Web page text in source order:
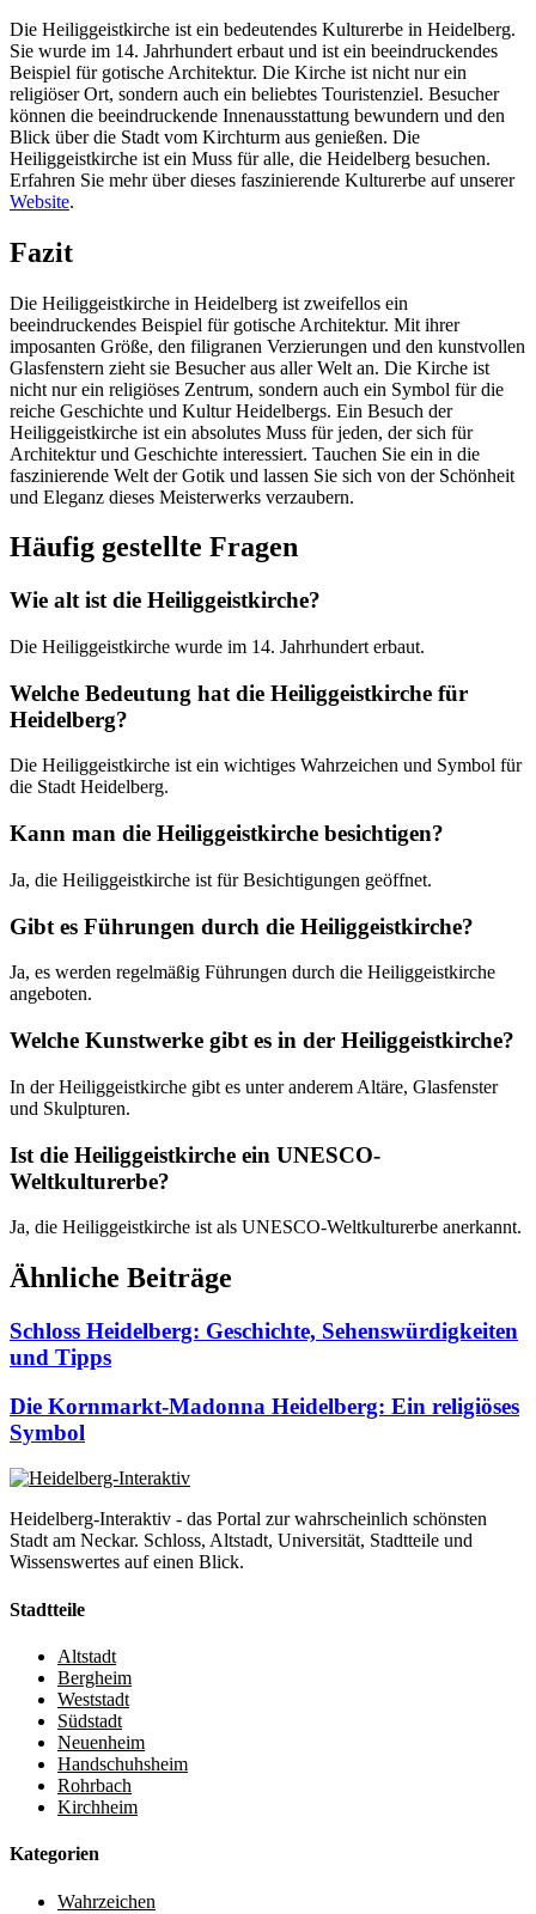
Die Heiliggeistkirche ist ein bedeutendes Kulturerbe in Heidelberg.
Sie wurde im 14. Jahrhundert erbaut und ist ein beeindruckendes
Beispiel für gotische Architektur. Die Kirche ist nicht nur ein
religiöser Ort, sondern auch ein beliebtes Touristenziel. Besucher
können die beeindruckende Innenausstattung bewundern und den
Blick über die Stadt vom Kirchturm aus genießen. Die
Heiliggeistkirche ist ein Muss für alle, die Heidelberg besuchen.
Erfahren Sie mehr über dieses faszinierende Kulturerbe auf unserer
Website.
Fazit
Die Heiliggeistkirche in Heidelberg ist zweifellos ein
beeindruckendes Beispiel für gotische Architektur. Mit ihrer
imposanten Größe, den filigranen Verzierungen und den kunstvollen
Glasfenstern zieht sie Besucher aus aller Welt an. Die Kirche ist
nicht nur ein religiöses Zentrum, sondern auch ein Symbol für die
reiche Geschichte und Kultur Heidelbergs. Ein Besuch der
Heiliggeistkirche ist ein absolutes Muss für jeden, der sich für
Architektur und Geschichte interessiert. Tauchen Sie ein in die
faszinierende Welt der Gotik und lassen Sie sich von der Schönheit
und Eleganz dieses Meisterwerks verzaubern.
Häufig gestellte Fragen
Wie alt ist die Heiliggeistkirche?
Die Heiliggeistkirche wurde im 14. Jahrhundert erbaut.
Welche Bedeutung hat die Heiliggeistkirche für
Heidelberg?
Die Heiliggeistkirche ist ein wichtiges Wahrzeichen und Symbol für
die Stadt Heidelberg.
Kann man die Heiliggeistkirche besichtigen?
Ja, die Heiliggeistkirche ist für Besichtigungen geöffnet.
Gibt es Führungen durch die Heiliggeistkirche?
Ja, es werden regelmäßig Führungen durch die Heiliggeistkirche
angeboten.
Welche Kunstwerke gibt es in der Heiliggeistkirche?
In der Heiliggeistkirche gibt es unter anderem Altäre, Glasfenster
und Skulpturen.
Ist die Heiliggeistkirche ein UNESCO-
Weltkulturerbe?
Ja, die Heiliggeistkirche ist als UNESCO-Weltkulturerbe anerkannt.
Ähnliche Beiträge
Schloss Heidelberg: Geschichte, Sehenswürdigkeiten
und Tipps
Die Kornmarkt-Madonna Heidelberg: Ein religiöses
Symbol
Heidelberg-Interaktiv - das Portal zur wahrscheinlich schönsten
Stadt am Neckar. Schloss, Altstadt, Universität, Stadtteile und
Wissenswertes auf einen Blick.
Stadtteile
Altstadt
Bergheim
Weststadt
Südstadt
Neuenheim
Handschuhsheim
Rohrbach
Kirchheim
Kategorien
Wahrzeichen